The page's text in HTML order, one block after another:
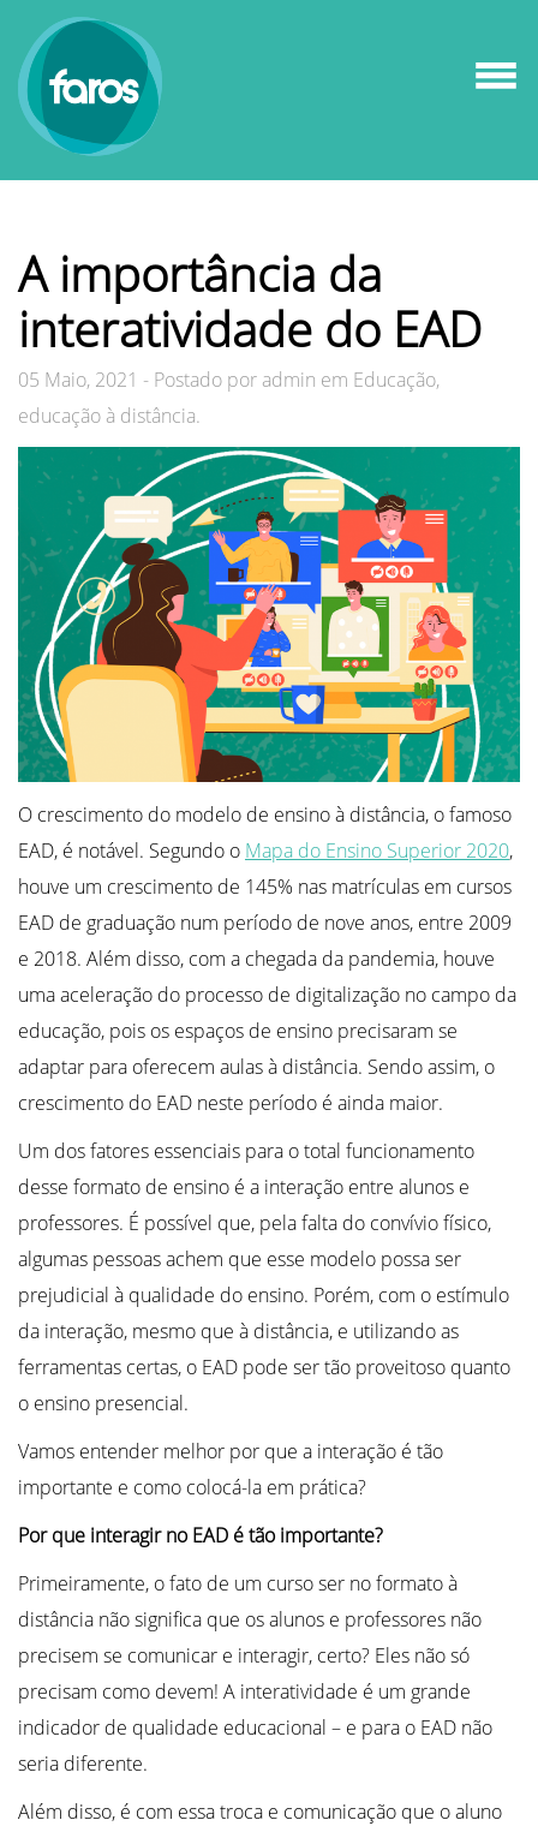
A importância da
interatividade do EAD
05 Maio, 2021 - Postado por admin em Educação,
educação à distância.
O crescimento do modelo de ensino à distância, o famoso
EAD, é notável. Segundo o Mapa do Ensino Superior 2020,
houve um crescimento de 145% nas matrículas em cursos
EAD de graduação num período de nove anos, entre 2009
e 2018. Além disso, com a chegada da pandemia, houve
uma aceleração do processo de digitalização no campo da
educação, pois os espaços de ensino precisaram se
adaptar para oferecem aulas à distância. Sendo assim, o
crescimento do EAD neste período é ainda maior.
Um dos fatores essenciais para o total funcionamento
desse formato de ensino é a interação entre alunos e
professores. É possível que, pela falta do convívio físico,
algumas pessoas achem que esse modelo possa ser
prejudicial à qualidade do ensino. Porém, com o estímulo
da interação, mesmo que à distância, e utilizando as
ferramentas certas, o EAD pode ser tão proveitoso quanto
o ensino presencial.
Vamos entender melhor por que a interação é tão
importante e como colocá-la em prática?
Por que interagir no EAD é tão importante?
Primeiramente, o fato de um curso ser no formato à
distância não significa que os alunos e professores não
precisem se comunicar e interagir, certo? Eles não só
precisam como devem! A interatividade é um grande
indicador de qualidade educacional – e para o EAD não
seria diferente.
Além disso, é com essa troca e comunicação que o aluno